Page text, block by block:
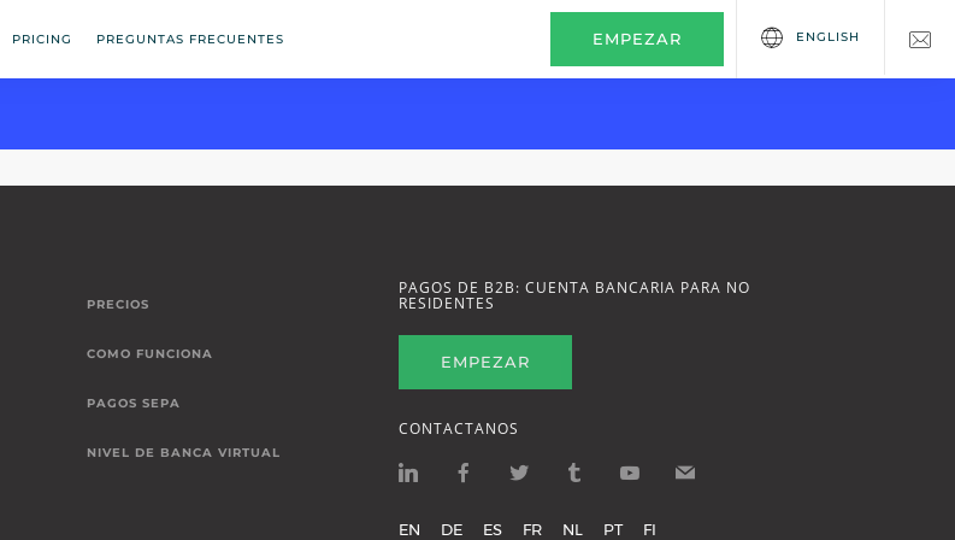
PRICING PREGUNTAS FRECUENTES EMPEZAR ENGLISH
PRECIOS
COMO FUNCIONA
PAGOS SEPA
NIVEL DE BANCA VIRTUAL
PAGOS DE B2B: CUENTA BANCARIA PARA NO
RESIDENTES
EMPEZAR
CONTACTANOS
EN DE ES FR NL PT FI